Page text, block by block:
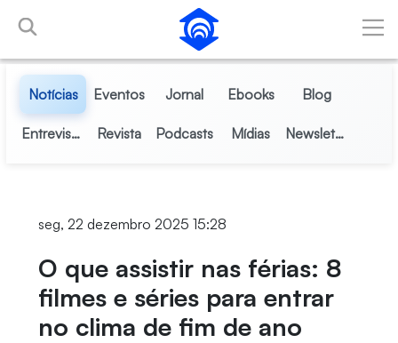
Pular para o Conteúdo principal
Notícias Eventos Jornal Ebooks Blog
Entrevistas Revista Podcasts Mídias Newsletter
seg, 22 dezembro 2025 15:28
O que assistir nas férias: 8
filmes e séries para entrar
no clima de fim de ano